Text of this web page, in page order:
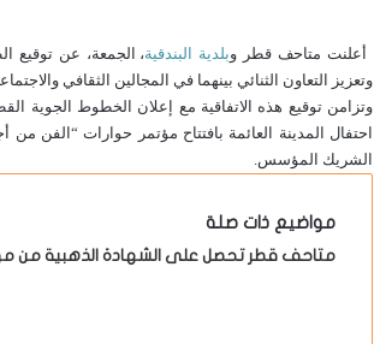
أعلنت متاحف قطر وبلدية البندقية، الجمعة، عن توقيع
وتعزيز التعاون الثنائي بينهما في المجالين الثقافي
احتفال المدينة العائمة بافتتاح مؤتمر حوارات
الشريك المؤسس.
مواضيع ذات صلة
متاحف قطر تحصل على الشهادة الذهبية من